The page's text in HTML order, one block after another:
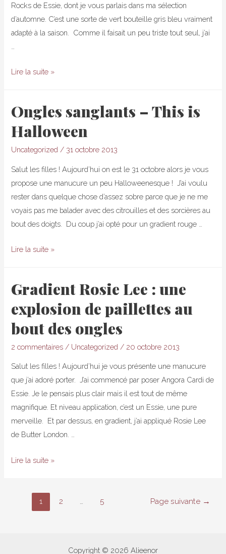
Rocks de Essie, dont je vous parlais dans ma sélection
d’automne. C’est une sorte de vert bouteille gris bleu vraiment
adapté à la saison. Comme il faisait un peu triste tout seul, j’ai
Fleurs
Essie
School
of
Hard
Rocks
Lire la suite »
Ongles sanglants – This is
Halloween
Uncategorized / 31 octobre 2013
Salut les filles ! Aujourd’hui on est le 31 octobre alors je vous
propose une manucure un peu Halloweenesque ! J’ai voulu
rester dans quelque chose d’assez sobre parce que je ne me
voyais pas me balader avec des citrouilles et des sorcières au
bout des doigts. Du coup j’ai opté pour un gradient rouge …
Ongles
This
Halloween
Lire la suite »
Gradient Rosie Lee : une
explosion de paillettes au
bout des ongles
2 commentaires / Uncategorized / 20 octobre 2013
Salut les filles ! Aujourd’hui je vous présente une manucure
que j’ai adoré porter. J’ai commencé par poser Angora Cardi de
Essie. Je le pensais plus clair mais il est tout de même
magnifique. Et niveau application, c’est un Essie, une pure
merveille. Et par dessus, en gradient, j’ai appliqué Rosie Lee
de Butter London. …
Gradient
Lire la suite »
Pagination
1 2 5 Page suivante →
Copyright © 2026 Alieenor